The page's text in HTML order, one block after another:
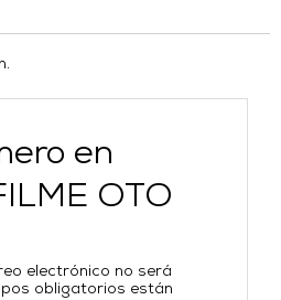
en
OTO
electrónico no será
obligatorios están